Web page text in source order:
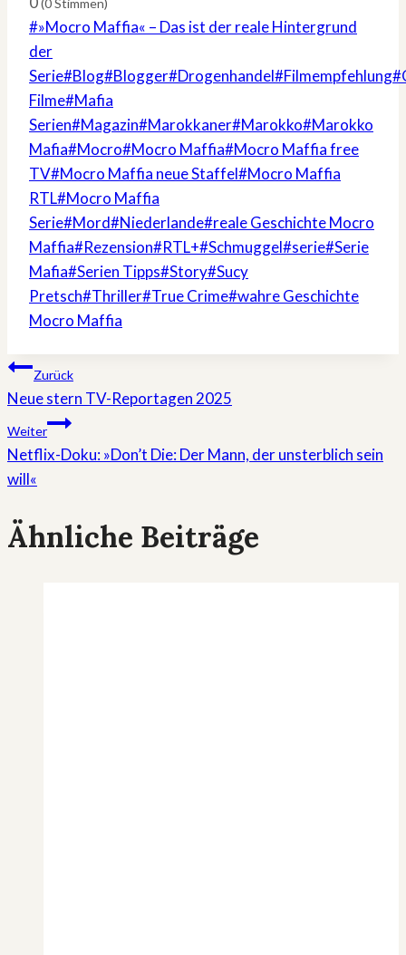
(0Stimmen)
Schlagworte:
#»Mocro Maffia« – Das ist der reale Hintergrund
der
Serie#Blog#Blogger#Drogenhandel#Filmempfehlung#
Filme#Mafia
Serien#Magazin#Marokkaner#Marokko#Marokko
Mafia#Mocro#Mocro Maffia#Mocro Maffia free
TV#Mocro Maffia neue Staffel#Mocro Maffia
RTL#Mocro Maffia
Serie#Mord#Niederlande#reale Geschichte Mocro
Maffia#Rezension#RTL+#Schmuggel#serie#Serie
Mafia#Serien Tipps#Story#Sucy
Pretsch#Thriller#True Crime#wahre Geschichte
Mocro Maffia
Beitragsnavigation
Zurück
Neue stern TV-Reportagen 2025
Weiter
Netflix-Doku: »Don’t Die: Der Mann, der unsterblich sein
will«
Ähnliche Beiträge